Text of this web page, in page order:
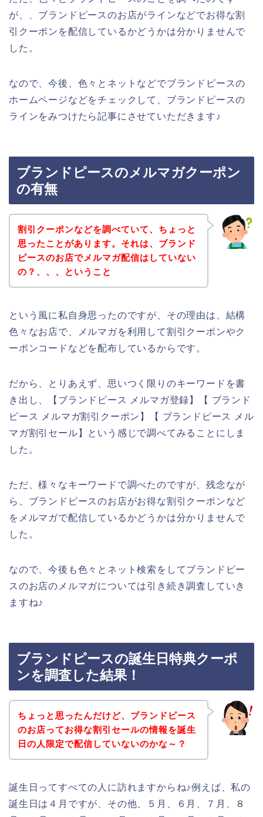
が、、ブランドピースのお店がラインなどでお得な割
引クーポンを配信しているかどうかは分かりませんで
した。
なので、今後、色々とネットなどでブランドピースの
ホームページなどをチェックして、ブランドピースの
ラインをみつけたら記事にさせていただきます♪
ブランドピースのメルマガクーポン
の有無
割引クーポンなどを調べていて、ちょっと
思ったことがあります。それは、ブランド
ピースのお店でメルマガ配信はしていない
の？、、、ということ
という風に私自身思ったのですが、その理由は、結構
色々なお店で、メルマガを利用して割引クーポンやク
ーポンコードなどを配布しているからです。
だから、とりあえず、思いつく限りのキーワードを書
き出し、【ブランドピース メルマガ登録】【 ブランド
ピース メルマガ割引クーポン】【 ブランドピース メル
マガ割引セール】という感じで調べてみることにしま
した。
ただ、様々なキーワードで調べたのですが、残念なが
ら、ブランドピースのお店がお得な割引クーポンなど
をメルマガで配信しているかどうかは分かりませんで
した。
なので、今後も色々とネット検索をしてブランドピー
スのお店のメルマガについては引き続き調査していき
ますね♪
ブランドピースの誕生日特典クーポ
ンを調査した結果！
ちょっと思ったんだけど、ブランドピース
のお店ってお得な割引セールの情報を誕生
日の人限定で配信していないのかな～？
誕生日ってすべての人に訪れますからね♪例えば、私の
誕生日は４月ですが、その他、５月、６月、７月、８